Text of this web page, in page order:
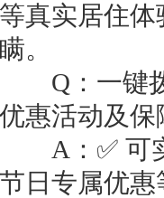
等真实居住
瞒。
Q：一键拨
优惠活动及保
A：✅ 可实
节日专属优